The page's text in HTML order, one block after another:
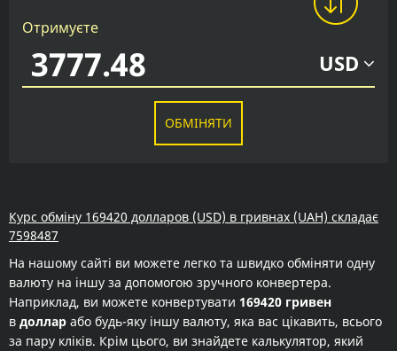
Отримуєте
USD
ОБМІНЯТИ
Курс обміну 169420 долларов (USD) в гривнах (UAH) складає
7598487
На нашому сайті ви можете легко та швидко обміняти одну
валюту на іншу за допомогою зручного конвертера.
Наприклад, ви можете конвертувати 169420 гривен
в доллар або будь-яку іншу валюту, яка вас цікавить, всього
за пару кліків. Крім цього, ви знайдете калькулятор, який